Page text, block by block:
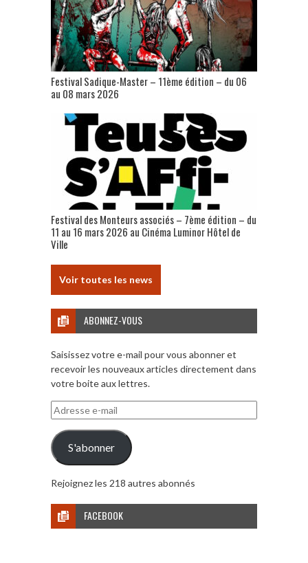
Festival Sadique-Master – 11ème édition – du 06
au 08 mars 2026
Festival des Monteurs associés – 7ème édition – du
11 au 16 mars 2026 au Cinéma Luminor Hôtel de
Ville
Voir toutes les news
ABONNEZ-VOUS
Saisissez votre e-mail pour vous abonner et
recevoir les nouveaux articles directement dans
votre boite aux lettres.
Adresse
e-
mail
S'abonner
Rejoignez les 218 autres abonnés
FACEBOOK